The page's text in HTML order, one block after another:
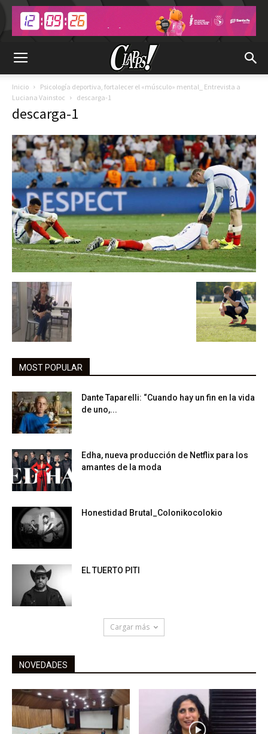
Inicio
Psicología deportiva, fortalecer el «músculo» mental_ Entrevista a
Luciana Vainstoc
descarga-1
descarga-1
MOST POPULAR
Dante Taparelli: “Cuando hay un fin en la vida
de uno,...
Edha, nueva producción de Netflix para los
amantes de la moda
Honestidad Brutal_Colonikocolokio
EL TUERTO PITI
Cargar más
NOVEDADES